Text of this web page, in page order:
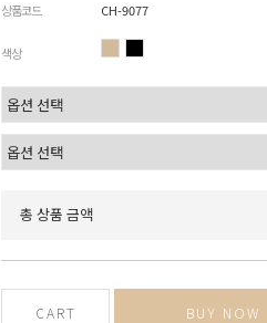
상품코드 CH-9077
색상
총 상품 금액
CART BUY NOW